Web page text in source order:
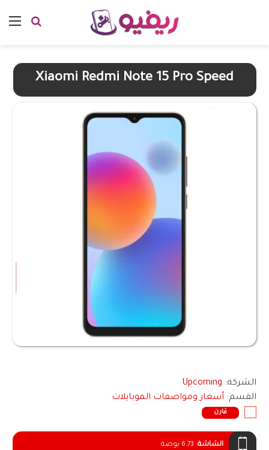
بحث
Xiaomi Redmi Note 15 Pro Speed
الشركة: Upcoming
القسم: أسعار ومواصفات الموبايلات
قارن
الشاشة: 6.73 بوصة